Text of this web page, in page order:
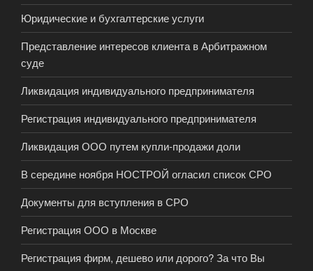
Юридические и бухгалтерские услуги
Представление интересов клиента в Арбитражном
суде
Ликвидация индивидуального предпринимателя
Регистрация индивидуального предпринимателя
Ликвидация ООО путем купли-продажи доли
В середине ноября НОСТРОЙ огласил список СРО
Документы для вступления в СРО
Регистрация ООО в Москве
Регистрация фирм, дешево или дорого? За что Вы